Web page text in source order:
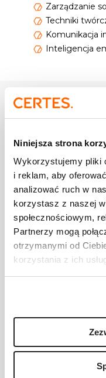
Niniejsza strona
Wykorzystujemy pliki
i reklam, aby
analizować ruch w
korzystasz z naszej
społecznościowym,
Partnerzy mogą
otrzymanymi od
korzystania z ich
Zarządzanie
Techniki
Komunikacja
Inteligencja
W swojej
ponad1260
szkoleniowej
szkoleń on-line
Posiada
pracy w
sprzedaży i
finansowej,
Jako
coachingu
Coachingu,
Centrum
Konsultantka
polskich